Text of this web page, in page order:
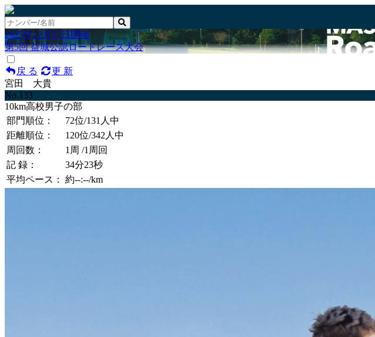
2025年12月27日開催
第5回 益城公認ロードレース大会
戻 る
更 新
宮田 大貴
No.133
10km高校男子の部
部門順位：
72位/131人中
距離順位：
120位/342人中
周回数：
1周 /1周回
記 録：
34分23秒
平均ペース：
約--:--/km